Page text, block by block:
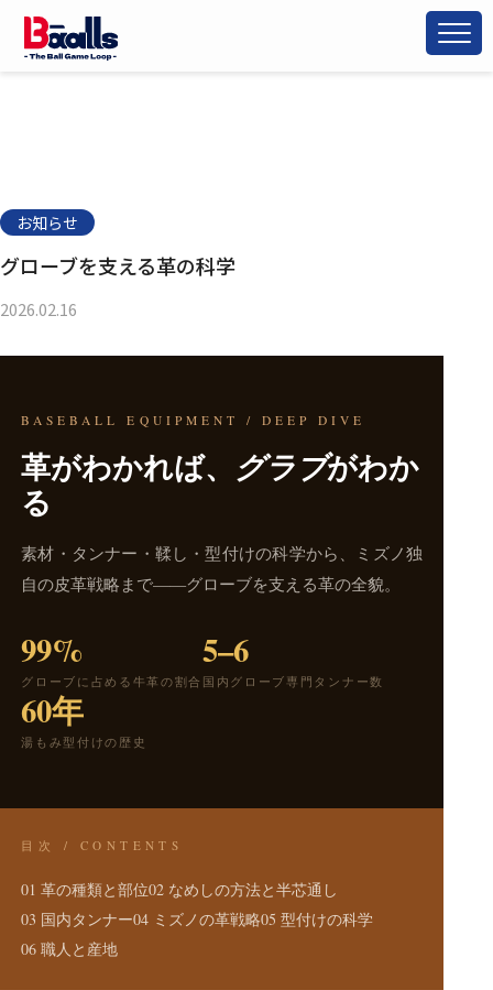
お知らせ
グローブを支える革の科学
2026.02.16
BASEBALL EQUIPMENT / DEEP DIVE
革がわかれば、 グラブがわか
る
素材・タンナー・鞣し・型付けの科学から、ミズノ独
自の皮革戦略まで——グローブを支える革の全貌。
99%
グローブに占める牛革の割合
5–6
国内グローブ専門タンナー数
60年
湯もみ型付けの歴史
目次 / CONTENTS
01 革の種類と部位02 なめしの方法と半芯通し
03 国内タンナー04 ミズノの革戦略05 型付けの科学
06 職人と産地